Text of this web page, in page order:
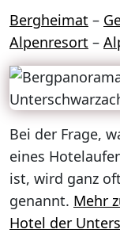
Bergheimat –
Alpenresort –
Bei der Frage,
eines
ist, wird ganz
genannt. Mehr
Hotel der